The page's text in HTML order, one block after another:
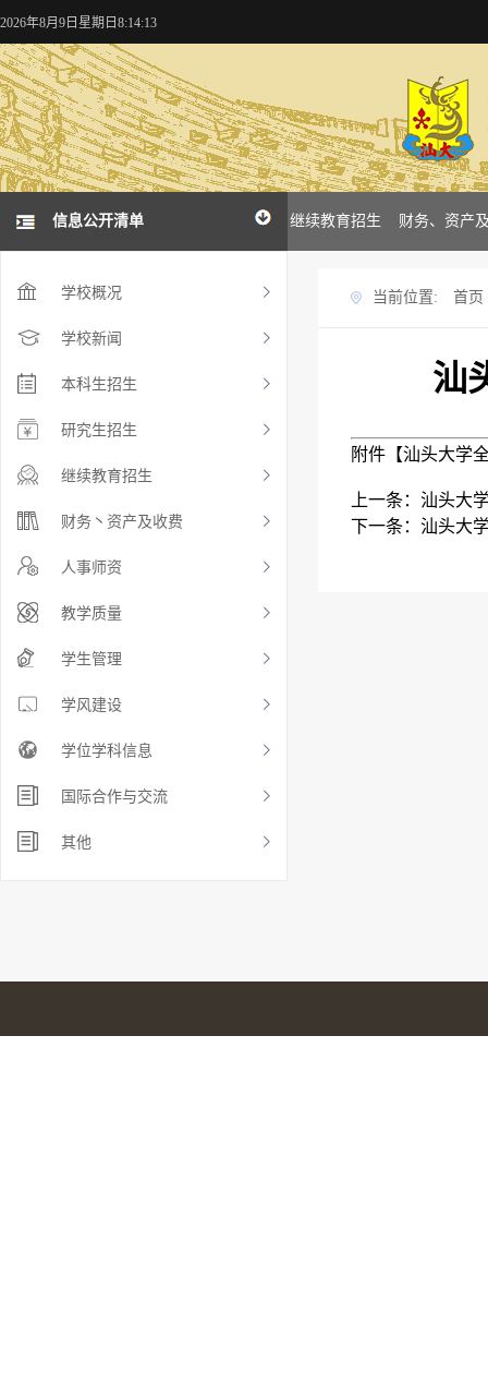
2026年8月9日星期日8:14:13
况 学校新闻 本科招生 研究生招生 继续教育招生 财务、资产
信息公开清单
学校概况
学校新闻
本科生招生
研究生招生
继续教育招生
财务丶资产及收费
人事师资
教学质量
学生管理
学风建设
学位学科信息
国际合作与交流
其他
当前位置: 首页
汕
附件【汕头大学
上一条： 汕头大
下一条： 汕头大